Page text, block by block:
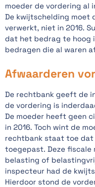
moeder de vordering al
De kwijtschelding moet
verwerkt, niet in 2016.
dat het bedrag te hoog
bedragen die al waren
Afwaarderen
De rechtbank geeft de
de vordering is
De moeder heeft geen
in 2016. Toch wint de
rechtbank staat toe
toegepast. Deze fiscale
belasting of
inspecteur had de
Hierdoor stond de